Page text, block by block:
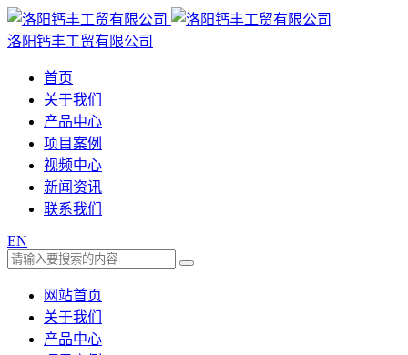
洛阳钙丰工贸有限公司
首页
关于我们
产品中心
项目案例
视频中心
新闻资讯
联系我们
EN
网站首页
关于我们
产品中心